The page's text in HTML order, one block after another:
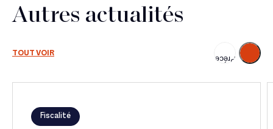
Autres actualités
TOUT VOIR
Précédent
Suivant
Fiscalité